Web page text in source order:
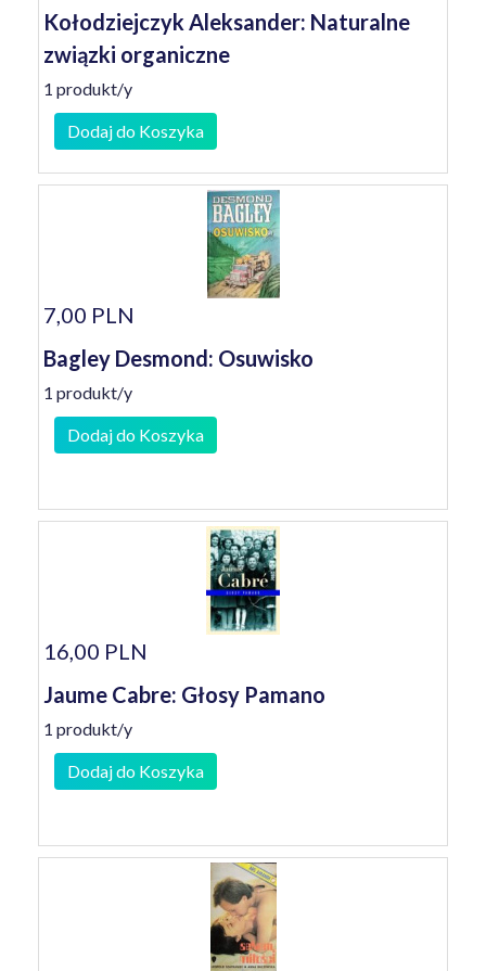
Kołodziejczyk Aleksander: Naturalne
związki organiczne
1 produkt/y
Dodaj do Koszyka
7,00 PLN
Bagley Desmond: Osuwisko
1 produkt/y
Dodaj do Koszyka
16,00 PLN
Jaume Cabre: Głosy Pamano
1 produkt/y
Dodaj do Koszyka